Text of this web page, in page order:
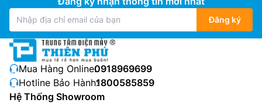
Đăng ký
Mua Hàng Online:0918969699
Hotline Bảo Hành:1800585859
Hệ Thống Showroom